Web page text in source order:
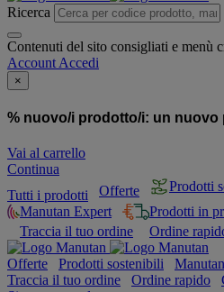
Ricerca
Contenuti del sito consigliati e menù
Account Accedi
×
% nuovo/i prodotto/i: un nuovo
Vai al carrello
Continua
Tutti i prodotti
Offerte
Prodotti
Manutan Expert
Prodotti in
Traccia il tuo ordine
Ordine
Offerte Prodotti sostenibili
Traccia il tuo ordine
Ordine rapido